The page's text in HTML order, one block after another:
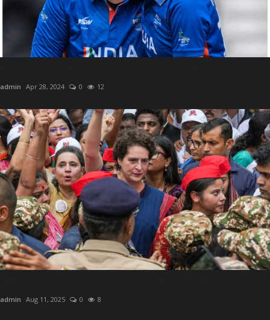
admin Apr 28, 2024 0 12
admin Aug 11, 2025 0 8